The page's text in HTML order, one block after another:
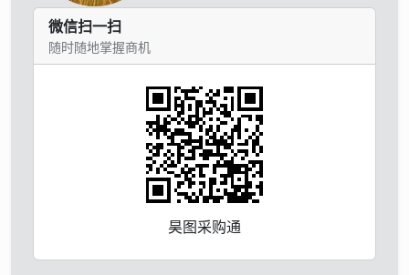
微信扫一扫
随时随地掌握商机
昊图采购通